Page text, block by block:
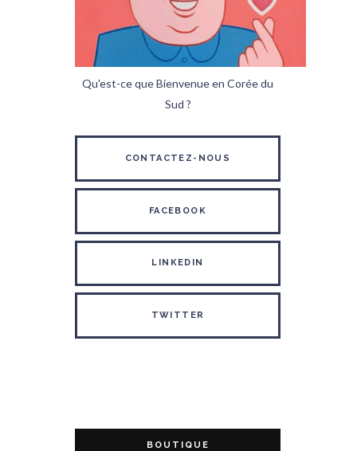
Qu'est-ce que Bienvenue en Corée du
Sud ?
CONTACTEZ-NOUS
FACEBOOK
LINKEDIN
TWITTER
BOUTIQUE